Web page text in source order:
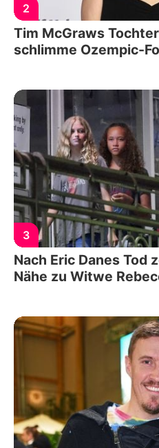
2
Tim McGraws
schlimme Ozempic-
3
Nach Eric Danes Tod
Nähe zu Witwe